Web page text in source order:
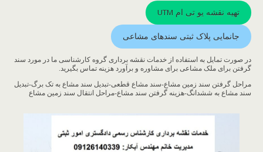
تهیه نقشه یو تی ام UTM
جانمایی پلاک ثبتی سندهای مشاعی
در صورت تمایل به استفاده از خدمات نقشه برداری گروه کارشناسی ما در مورد سند
گرفتن برای ملک مشاعی برای مشاوره و برآورد هزینه تماس بگیرید.
مراحل گرفتن سند زمین مشاع-سند مشاع قطعی-تبدیل سند مشاع به تک برگ-تبدیل
سند مشاع به ششدانگ-هزینه گرفتن سند مشاع-مراحل انتقال سند زمین مشاع